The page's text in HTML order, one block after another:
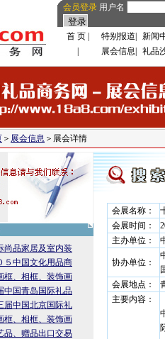
会员登录 用户名
首 页 特别报道
新闻
展会信息 礼品
＞ 展会信息 ＞展会详情
尚品家居及室内装
５中国文化用品商
框、相框、装饰画
中国青岛国际礼品
届中国北京国际礼
框、相框、装饰画
品、赠品出口交易
会展名称：
会展时间：
主办单位：
协办单位：
会展地点：
主要内容：